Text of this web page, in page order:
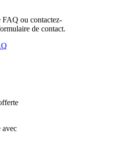
FAQ ou contactez-
de contact.
avec